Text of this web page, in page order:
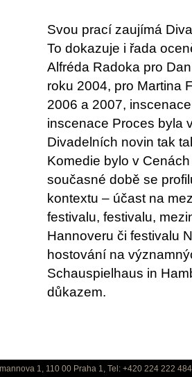
Svou prací zaujímá
To dokazuje i řada
Alfréda Radoka pro
roku 2004, pro Martina
2006 a 2007,
inscenace Proces byla
Divadelních novin tak
Komedie bylo v
současné době se
kontextu – účast na
festivalu, festivalu,
Hannoveru či festivalu
hostování na
Schauspielhaus in
důkazem.
1, 110 00 Praha 1, Tel: +420 224 222